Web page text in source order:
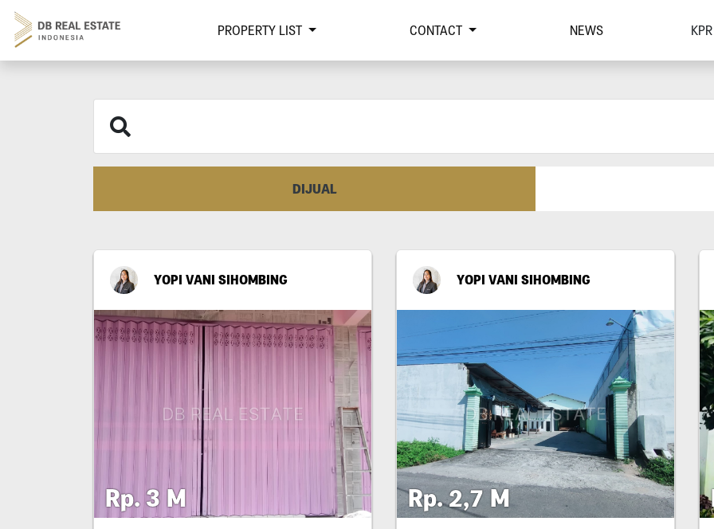
PROPERTY LIST CONTACT NEWS KPR
DIJUAL
YOPI VANI SIHOMBING
Rp. 3 M
YOPI VANI SIHOMBING
Rp. 2,7 M